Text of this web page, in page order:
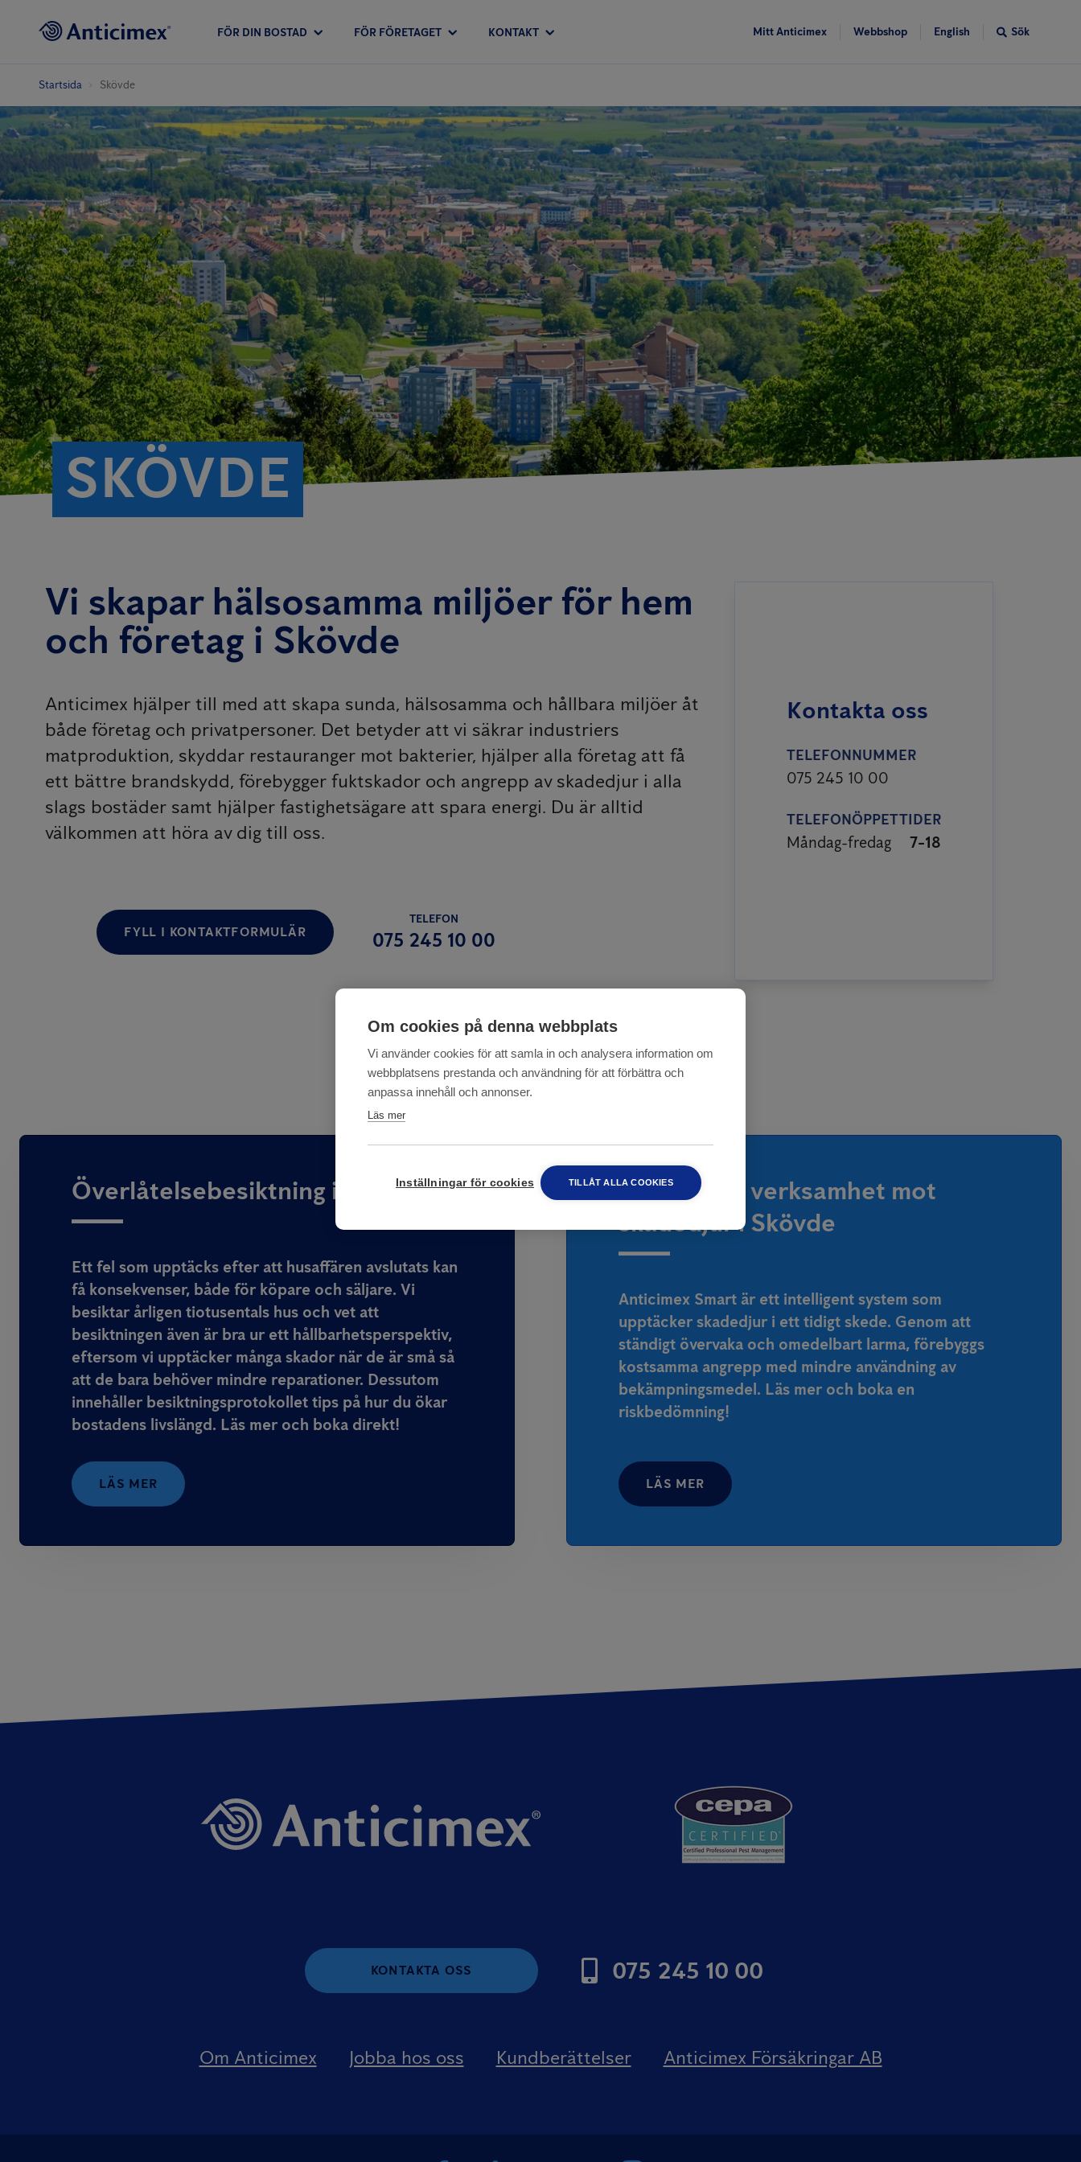
FÖR DIN BOSTAD FÖR FÖRETAGET KONTAKT Mitt Anticimex Webbshop English Sök
Startsida Skövde
SKÖVDE
Vi skapar hälsosamma miljöer för hem
och företag i Skövde
Anticimex hjälper till med att skapa sunda, hälsosamma och hållbara miljöer åt
både företag och privatpersoner. Det betyder att vi säkrar industriers
matproduktion, skyddar restauranger mot bakterier, hjälper alla företag att få
ett bättre brandskydd, förebygger fuktskador och angrepp av skadedjur i alla
slags bostäder samt hjälper fastighetsägare att spara energi. Du är alltid
välkommen att höra av dig till oss.
FYLL I KONTAKTFORMULÄR
TELEFON
075 245 10 00
Kontakta oss
TELEFONNUMMER
075 245 10 00
TELEFONÖPPETTIDER
Måndag-fredag 7-18
Överlåtelsebesiktning i Skövde
Ett fel som upptäcks efter att husaffären avslutats kan
få konsekvenser, både för köpare och säljare. Vi
besiktar årligen tiotusentals hus och vet att
besiktningen även är bra ur ett hållbarhetsperspektiv,
eftersom vi upptäcker många skador när de är små så
att de bara behöver mindre reparationer. Dessutom
innehåller besiktningsprotokollet tips på hur du ökar
bostadens livslängd. Läs mer och boka direkt!
LÄS MER
Skydda din verksamhet mot
skadedjur i Skövde
Anticimex Smart är ett intelligent system som
upptäcker skadedjur i ett tidigt skede. Genom att
ständigt övervaka och omedelbart larma, förebyggs
kostsamma angrepp med mindre användning av
bekämpningsmedel. Läs mer och boka en
riskbedömning!
LÄS MER
KONTAKTA OSS 075 245 10 00
Om Anticimex Jobba hos oss Kundberättelser Anticimex Försäkringar AB
Om cookies på denna webbplats
Vi använder cookies för att samla in och analysera information om
webbplatsens prestanda och användning för att förbättra och
anpassa innehåll och annonser.
Läs mer
Inställningar för cookies TILLÅT ALLA COOKIES